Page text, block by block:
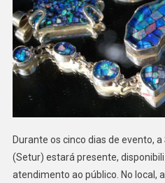
Durante os cinco dias de evento,
(Setur) estará presente,
atendimento ao público. No local,